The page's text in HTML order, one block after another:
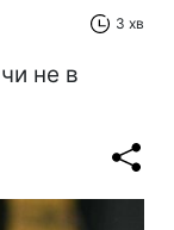
3 хв
не в